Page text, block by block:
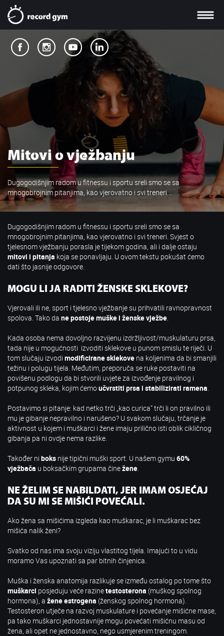
Mitovi o vježbanju
Dugogodišnjim radom u fitnessu i sportu sreli smo se sa
mnogobrojnim pitanjima, kao vjerovatno i svi treneri...
Dugogodišnjim radom u fitnessu i sportu sreli smo se sa
mnogobrojnim pitanjima, kao vjerovatno i svi treneri. Svjest o
tjelesnom vježbanju porasla je tijekom godina, ali i dalje ostaju
mitovi i pitanja koja se ponavljaju. U ovom tekstu pokušat ćemo
dati što jasnije odgovore.
MOGU LI JA RADITI ŽENSKE SKLEKOVE?
Vjerovali ili ne, sport i tjelesno vježbanje su prihvatili ravnopravnost
spolova. Tako da ne postoje muške i ženske vježbe.
Kada osoba nema dovoljno razvijenu izdržljivost/muskulaturu prsa,
tada nije u mogućnosti izvoditi sklekove u punom smislu te riječi. U
tom slučaju izvodi modificirane sklekove na koljenima da bi smanjili
težinu i polugu tijela. Međutim, preporuča se ruke postaviti na
povišenu podlogu da bi stvorili uvjete za izvođenje pravilnog i
potpunog skleka, kojim ćemoučvrstiti prsa i stabilizirati ramena.
Postavimo si pitanje: kad netko trči „kao curica“ trči li on pravilno ili
mu je gibanje nepravilno i narušeno? U svakom slučaju, trčanje je
aktivnost u kojem i muškarci i žene imaju prilično isti oblik cikličnog
gibanja pa ni ovdje nema razlike.
Također ni boks nije tipični muški sport. U našem gymu 60%
vježbača u boksačkim grupama činežene.
NE ŽELIM SE NABILDATI, JER IMAM OSJEĆAJ
DA SU MI SE MIŠIĆI POVEĆALI.
Ako žena sa mišićima izgleda kao muškarac, je li muškarac bez
mišića nalik ženi?
Svatko od nas ima svoju viziju vlastitog tijela. Imajući to u vidu
moramo Vas upoznati sa par bitnih činjenica.
Muška i ženska anatomija razlikuje se između ostalog po tome što
muškarci posjeduju veće razinetestosterona (muškog spolnog
hormona), a žene estrogena (ženskog spolnog hormona).
Testosteron utječe na razvoj muskulature i povećanje mišićne mase,
pa tako muškarci jednostavnije mogu povećati mišićnu masu od
žena, ali opet ne jednostavno, nego usmjerenim treningom.